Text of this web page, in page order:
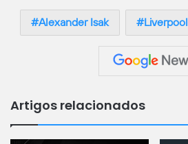
Alexander Isak Liverpool
Artigos relacionados